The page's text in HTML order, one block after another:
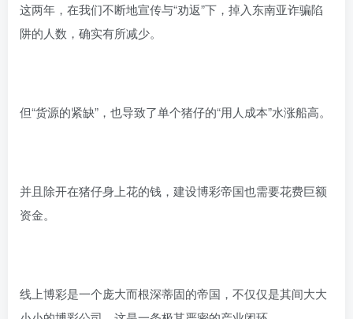
这两年，在我们不断地宣传与“劝返”下，掉入东南亚诈骗陷
阱的人数，确实有所减少。
但“货源的紧缺”，也导致了单个猪仔的“用人成本”水涨船高。
并且除开在猪仔身上花的钱，建设博彩帝国也需要花费巨额
资金。
线上博彩是一个庞大而根深蒂固的帝国，不仅仅是其间大大